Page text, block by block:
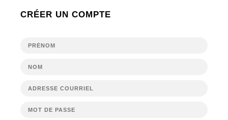
CRÉER UN COMPTE